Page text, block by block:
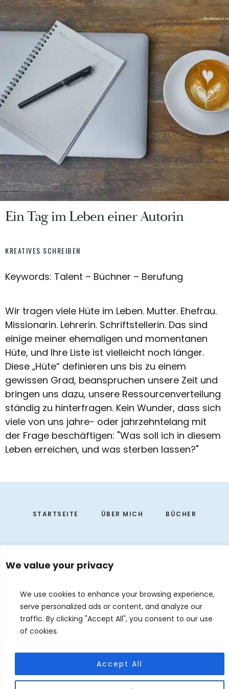
We value your privacy
We use cookies to enhance your browsing experience,
serve personalized ads or content, and analyze our
traffic. By clicking "Accept All", you consent to our use
of cookies.
Accept All
Ein Tag im Leben einer Autorin
KREATIVES SCHREIBEN
Keywords: Talent – Büchner – Berufung
Wir tragen viele Hüte im Leben. Mutter. Ehefrau.
Missionarin. Lehrerin. Schriftstellerin. Das sind
einige meiner ehemaligen und momentanen
Hüte, und Ihre Liste ist vielleicht noch länger.
Diese „Hüte“ definieren uns bis zu einem
gewissen Grad, beanspruchen unsere Zeit und
bringen uns dazu, unsere Ressourcenverteilung
ständig zu hinterfragen. Kein Wunder, dass sich
viele von uns jahre- oder jahrzehntelang mit
der Frage beschäftigen: "Was soll ich in diesem
Leben erreichen, und was sterben lassen?"
STARTSEITE ÜBER MICH BÜCHER
EVENTS KONTAKT DE EN
© 2026 Judith Forgoston · Website bySilver Rockets